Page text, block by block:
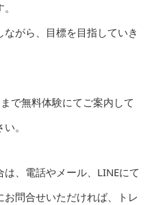
がら、目標を目指していき
で無料体験にてご案内して
。
、電話やメール、LINEにて
問合せいただければ、トレ